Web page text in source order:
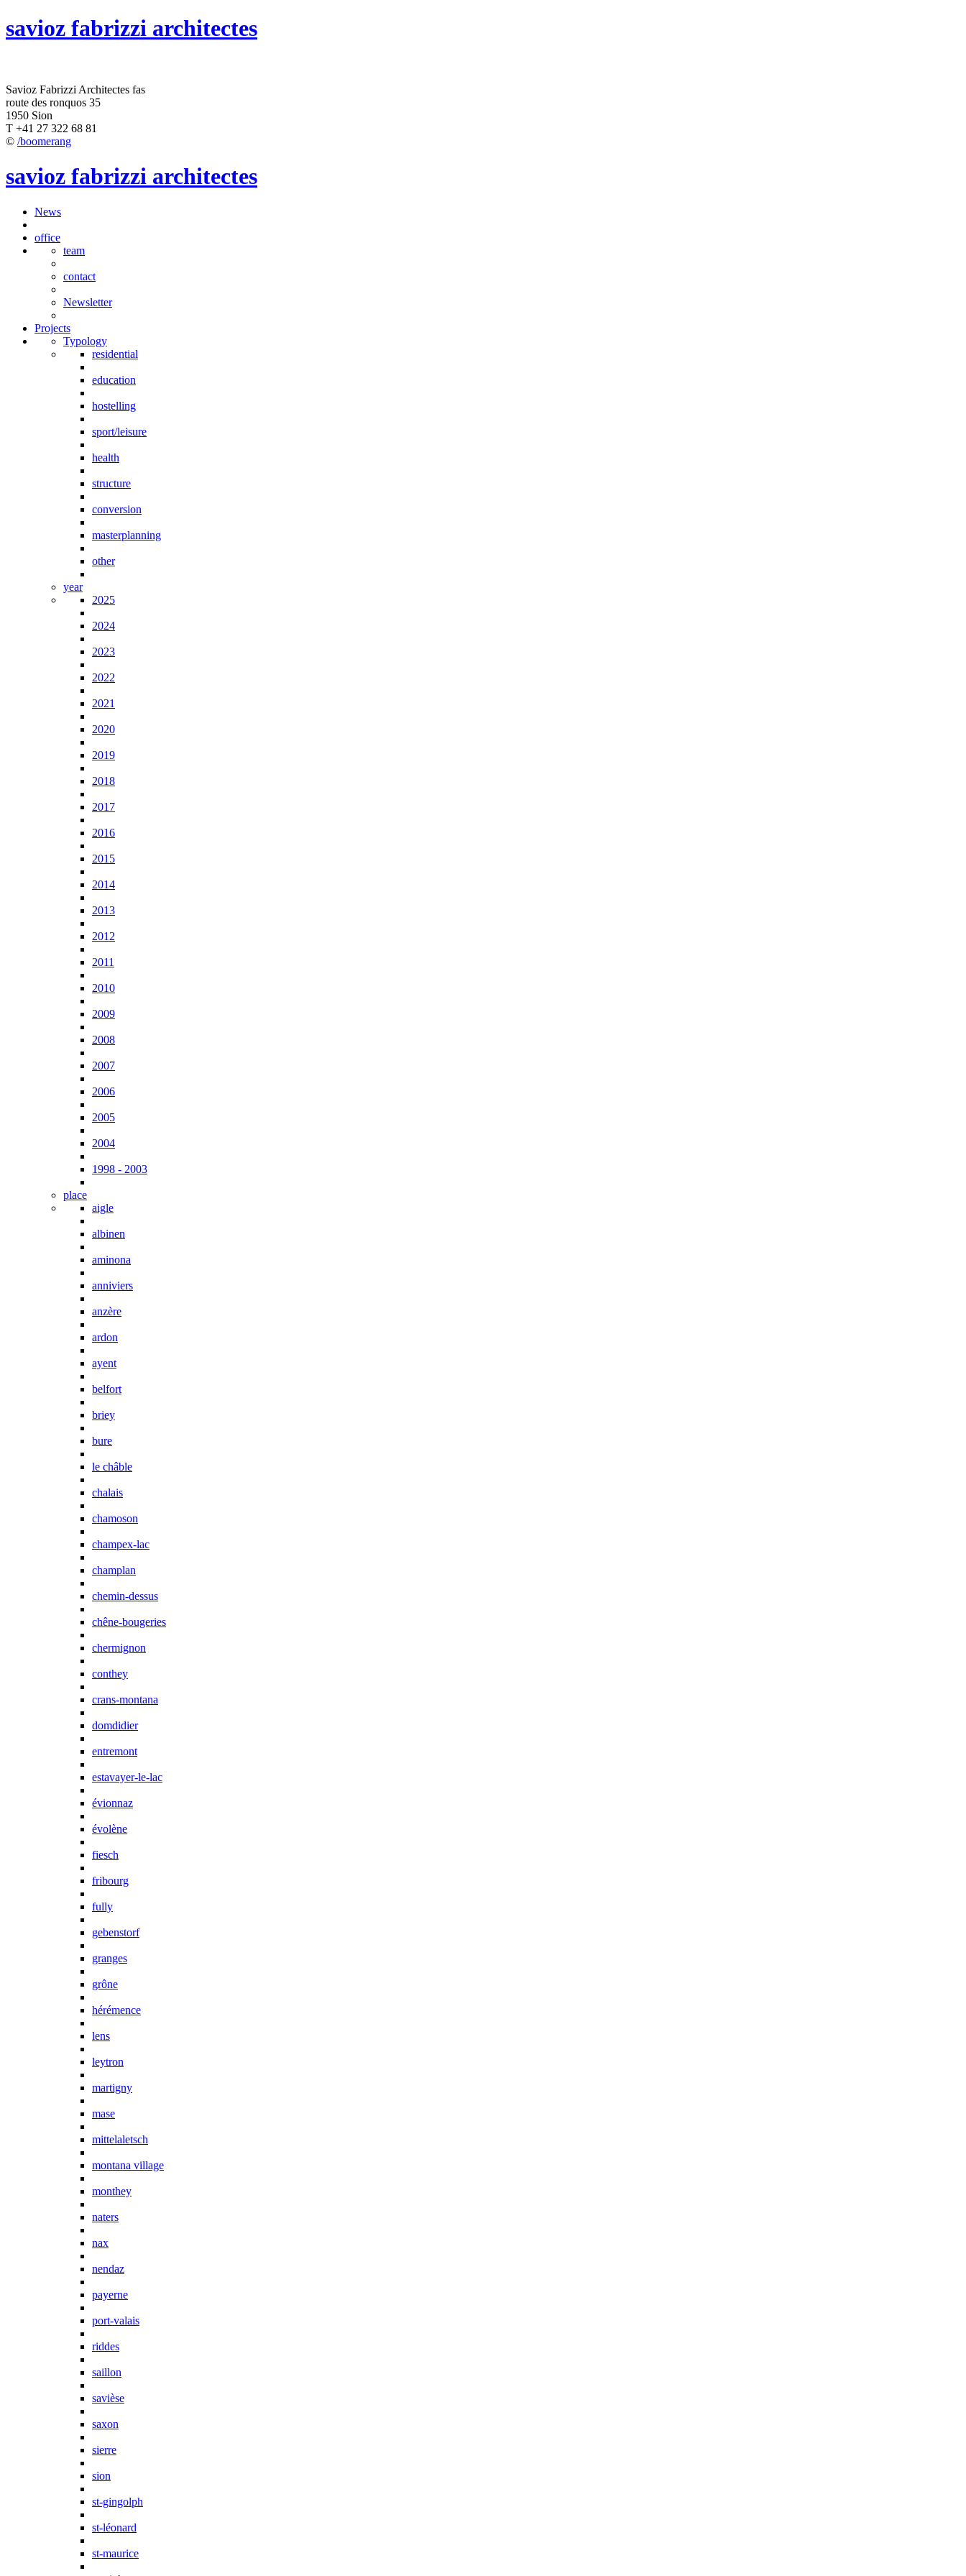
savioz fabrizzi architectes
Savioz Fabrizzi Architectes fas
route des ronquos 35
1950 Sion
T +41 27 322 68 81
© /boomerang
savioz fabrizzi architectes
News
office
team
contact
Newsletter
Projects
Typology
residential
education
hostelling
sport/leisure
health
structure
conversion
masterplanning
other
year
2025
2024
2023
2022
2021
2020
2019
2018
2017
2016
2015
2014
2013
2012
2011
2010
2009
2008
2007
2006
2005
2004
1998 - 2003
place
aigle
albinen
aminona
anniviers
anzère
ardon
ayent
belfort
briey
bure
le châble
chalais
chamoson
champex-lac
champlan
chemin-dessus
chêne-bougeries
chermignon
conthey
crans-montana
domdidier
entremont
estavayer-le-lac
évionnaz
évolène
fiesch
fribourg
fully
gebenstorf
granges
grône
hérémence
lens
leytron
martigny
mase
mittelaletsch
montana village
monthey
naters
nax
nendaz
payerne
port-valais
riddes
saillon
savièse
saxon
sierre
sion
st-gingolph
st-léonard
st-maurice